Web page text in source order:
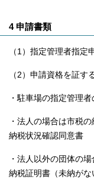
4 申請書類
（1）指定管理者指定
（2）申請資格を証す
・駐車場の指定管理
・法人の場合は市税
納税状況確認同意書
・法人以外の団体の
納税証明書（未納が